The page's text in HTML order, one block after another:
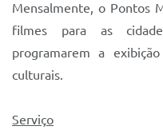
Mensalmente, o Pontos
filmes para as
programarem a
culturais.
Serviço